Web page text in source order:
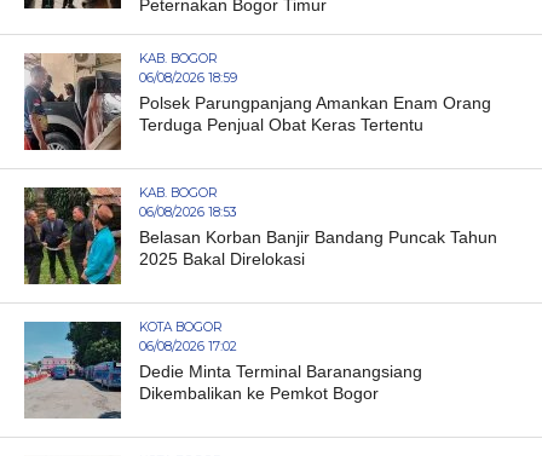
Peternakan Bogor Timur
KAB. BOGOR
06/08/2026 18:59
Polsek Parungpanjang Amankan Enam Orang
Terduga Penjual Obat Keras Tertentu
KAB. BOGOR
06/08/2026 18:53
Belasan Korban Banjir Bandang Puncak Tahun
2025 Bakal Direlokasi
KOTA BOGOR
06/08/2026 17:02
Dedie Minta Terminal Baranangsiang
Dikembalikan ke Pemkot Bogor